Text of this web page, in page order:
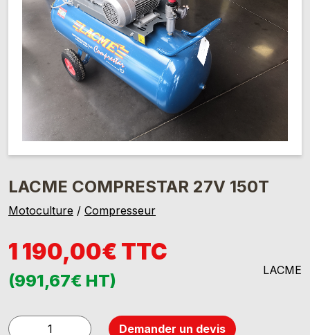
LACME COMPRESTAR 27V 150T
Motoculture / Compresseur
1 190,00€ TTC
(991,67€ HT)
LACME
quantité
Demander un devis